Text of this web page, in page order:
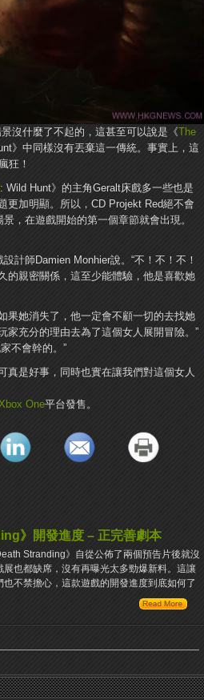
沒什麼了不起的，這甚至可以說是《The
》中同樣沒有丟棄這一傳統。事實上，這
狂！
: Wild Hunt》的主角Geralt床戲多一些也是
更加明顯。所以，CD Projekt Red絕不會
，在遊戲開始的第一個章節就會出現。
計師Damien Monhier說。“不！不！不！
的親密關係，這至少能體驗，他是喜歡她
果她消失了，他一定會不顧一切的去找她
家充分的理由去為了這個女人展開冒險。”
不會幹的。”
真是好事，同時也實在讓我們對這個女人
One平台發售。
》開發進度 – 正完善劇本
Stranding》自從公佈了兩個預告片後就沒
展也都缺席，沒有再曝光太多勁爆新料。這讓
也不禁擔心，這款遊戲的開發進度到底如何了